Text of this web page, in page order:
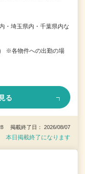
・埼玉県内・千葉県内な
※各物件への出勤の場
る
掲載終了日： 2026/08/07
本日掲載終了になります